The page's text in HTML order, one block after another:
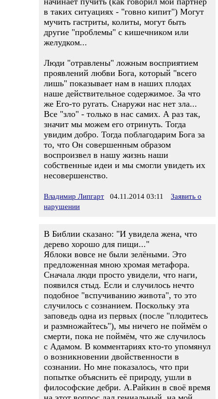
в таких ситуациях - "говно кипит") Могут
мучить гастриты, колиты, могут быть
другие "проблемы" с кишечником или
желудком...
Люди "отравлены" ложным восприятием
проявлений любви Бога, который "всего
лишь" показывает нам в наших плодах
наше действительное содержимое. За что
же Его-то ругать. Снаружи нас нет зла...
Все "зло" - только в нас самих. А раз так,
значит мы можем его отринуть. Тогда
увидим добро. Тогда поблагодарим Бога за
то, что Он совершенным образом
воспроизвел в нашу жизнь наши
собственные идеи и мы смогли увидеть их
несовершенство.
Владимир Липгарт 04.11.2014 03:11
Заявить о
нарушении
В Библии сказано: "И увидела жена, что
дерево хорошо для пищи..."
Яблоки вовсе не были зелёными. Это
предложенная мною хромая метафора.
Сначала люди просто увидели, что наги,
появился стыд. Если и случилось нечто
подобное "вспучиванию живота", то это
случилось с сознанием. Поскольку эта
заповедь одна из первых (после "плодитесь
и размножайтесь"), мы ничего не поймём о
смерти, пока не поймём, что же случилось
с Адамом. В комментариях кто-то упомянул
о возникновении двойственности в
сознании. Но мне показалось, что при
попытке объяснить её природу, ушли в
философские дебри. А.Райкин в своё время